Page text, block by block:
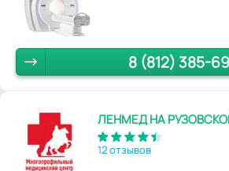
8 (812) 385-
ЛЕНМЕД НА
12 отзывов